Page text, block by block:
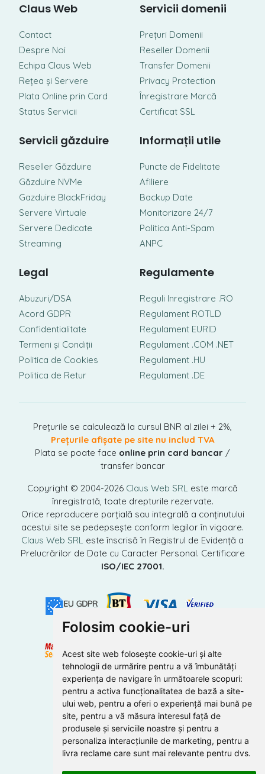
Folosim cookie-uri
Acest site web folosește cookie-uri și alte
tehnologii de urmărire pentru a vă îmbunătăți
experiența de navigare în următoarele scopuri:
pentru a activa funcționalitatea de bază a site-
ului web, pentru a oferi o experiență mai bună pe
site, pentru a vă măsura interesul față de
produsele și serviciile noastre și pentru a
personaliza interacțiunile de marketing, pentru a
livra reclame care sunt mai relevante pentru dvs.
Claus Web
Contact
Despre Noi
Echipa Claus Web
Rețea și Servere
Plata Online prin Card
Status Servicii
Servicii domenii
Prețuri Domenii
Reseller Domenii
Transfer Domenii
Privacy Protection
Înregistrare Marcă
Certificat SSL
Servicii găzduire
Reseller Găzduire
Găzduire NVMe
Gazduire BlackFriday
Servere Virtuale
Servere Dedicate
Streaming
Informații utile
Puncte de Fidelitate
Afiliere
Backup Date
Monitorizare 24/7
Politica Anti-Spam
ANPC
Legal
Abuzuri/DSA
Acord GDPR
Confidentialitate
Termeni și Condiții
Politica de Cookies
Politica de Retur
Regulamente
Reguli Inregistrare .RO
Regulament ROTLD
Regulament EURID
Regulament .COM .NET
Regulament .HU
Regulament .DE
Prețurile se calculează la cursul BNR al zilei + 2%,
Prețurile afișate pe site nu includ TVA
Plata se poate face online prin card bancar /
transfer bancar
Copyright © 2004-2026 Claus Web SRL este marcă
înregistrată, toate drepturile rezervate.
Orice reproducere parțială sau integrală a conținutului
acestui site se pedepsește conform legilor în vigoare.
Claus Web SRL este înscrisă în Registrul de Evidență a
Prelucrărilor de Date cu Caracter Personal. Certificare
ISO/IEC 27001.